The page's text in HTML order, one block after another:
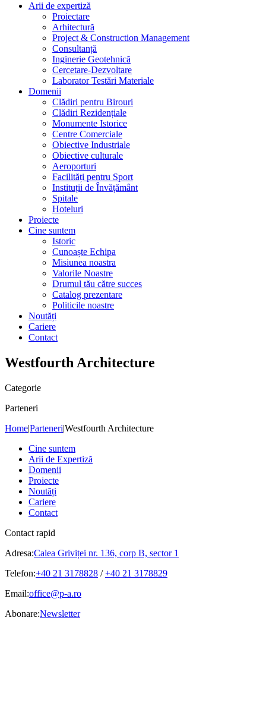
Arii de expertiză
Proiectare
Arhitectură
Project & Construction Management
Consultanță
Inginerie Geotehnică
Cercetare-Dezvoltare
Laborator Testări Materiale
Domenii
Clădiri pentru Birouri
Clădiri Rezidențiale
Monumente Istorice
Centre Comerciale
Obiective Industriale
Obiective culturale
Aeroporturi
Facilități pentru Sport
Instituții de Învățământ
Spitale
Hoteluri
Proiecte
Cine suntem
Istoric
Cunoaște Echipa
Misiunea noastra
Valorile Noastre
Drumul tău către succes
Catalog prezentare
Politicile noastre
Noutăți
Cariere
Contact
Westfourth Architecture
Categorie
Parteneri
Home|Parteneri|Westfourth Architecture
Cine suntem
Arii de Expertiză
Domenii
Proiecte
Noutăți
Cariere
Contact
Contact rapid
Adresa:Calea Griviței nr. 136, corp B, sector 1
Telefon:+40 21 3178828 /+40 21 3178829
Email:office@p-a.ro
Abonare:Newsletter